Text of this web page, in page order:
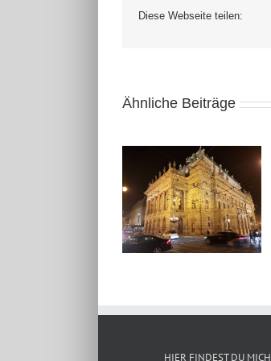
Diese Webseite teilen:
Ähnliche Beiträge
Segeltörn auf der
Ostsee – neuer
Crewman gesucht
HIER FINDEST DU MICH